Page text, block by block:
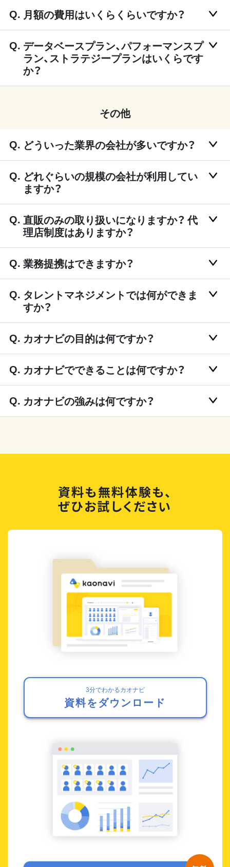
月額の費用はいくらくらいですか？
データベースプラン、パフォーマンスプ
ラン、ストラテジープランはいくらです
か？
その他
どういった業界の会社が多いですか？
どれぐらいの規模の会社が利用してい
ますか？
直販のみの取り扱いになりますか？ 代
理店制度はありますか？
業務提携はできますか？
タレントマネジメントでは何ができま
すか？
カオナビの目的は何ですか？
カオナビでできることは何ですか？
カオナビの強みは何ですか？
資料も無料体験も、
ぜひお試しください
3分でわかるカオナビ
資料をダウンロード